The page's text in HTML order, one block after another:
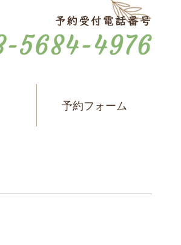
予約フォーム